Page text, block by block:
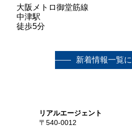
大阪メトロ御堂筋線
中津駅
徒歩5分
新着情報一覧
リアルエージェント
〒540-0012